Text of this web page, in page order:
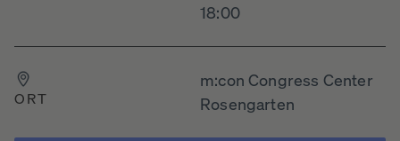
18:00
ORT
m:con Congress Center
Rosengarten